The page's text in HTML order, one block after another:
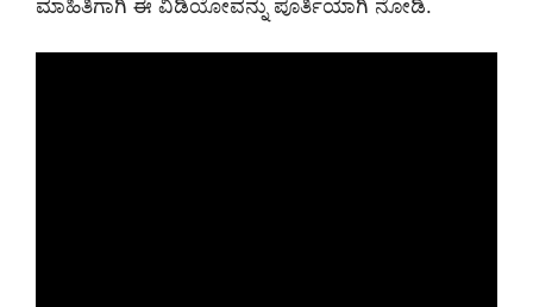
ಮಾಹಿತಿಗಾಗಿ ಈ ವಿಡಿಯೋವನ್ನು ಪೂರ್ತಿಯಾಗಿ ನೋಡಿ.